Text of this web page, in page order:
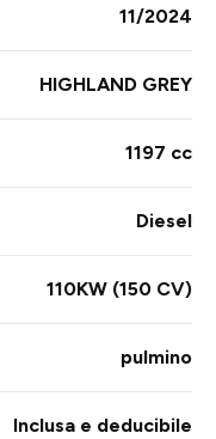
11/2024
HIGHLAND GREY
1197 cc
Diesel
110KW (150 CV)
pulmino
Inclusa e deducibile